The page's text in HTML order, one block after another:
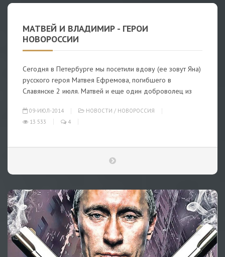
МАТВЕЙ И ВЛАДИМИР - ГЕРОИ
НОВОРОССИИ
Сегодня в Петербурге мы посетили вдову (ее зовут Яна)
русского героя Матвея Ефремова, погибшего в
Славянске 2 июля. Матвей и еще один доброволец из
09-ИЮЛ-2014 НОВОСТИ / НОВОРОССИЯ
13 533
4